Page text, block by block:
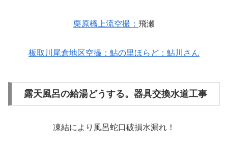
栗原橋上流空撮： 飛瀬
板取川尾倉地区空撮：鮎の里ほらど：鮎川さん
露天風呂の給湯どうする。器具交換水道工事
凍結により風呂蛇口破損水漏れ！